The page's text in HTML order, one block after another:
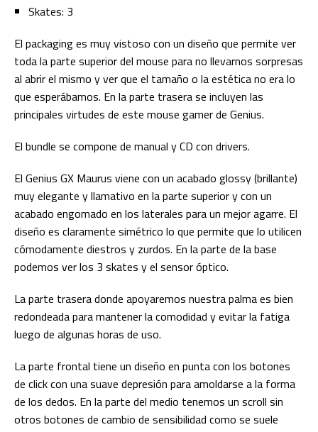
Skates: 3
El packaging es muy vistoso con un diseño que permite ver
toda la parte superior del mouse para no llevarnos sorpresas
al abrir el mismo y ver que el tamaño o la estética no era lo
que esperábamos. En la parte trasera se incluyen las
principales virtudes de este mouse gamer de Genius.
El bundle se compone de manual y CD con drivers.
El Genius GX Maurus viene con un acabado glossy (brillante)
muy elegante y llamativo en la parte superior y con un
acabado engomado en los laterales para un mejor agarre. El
diseño es claramente simétrico lo que permite que lo utilicen
cómodamente diestros y zurdos. En la parte de la base
podemos ver los 3 skates y el sensor óptico.
La parte trasera donde apoyaremos nuestra palma es bien
redondeada para mantener la comodidad y evitar la fatiga
luego de algunas horas de uso.
La parte frontal tiene un diseño en punta con los botones
de click con una suave depresión para amoldarse a la forma
de los dedos. En la parte del medio tenemos un scroll sin
otros botones de cambio de sensibilidad como se suele